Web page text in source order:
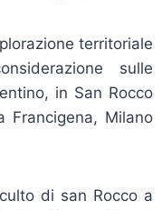
territoriale
sulle
in San Rocco
Francigena, Milano
di san Rocco a